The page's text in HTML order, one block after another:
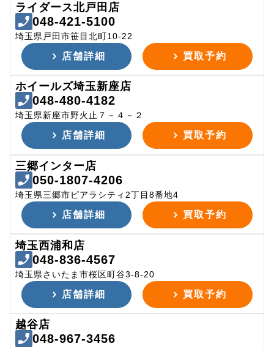
ライダース北戸田店
048-421-5100
埼玉県戸田市笹目北町10-22
店舗詳細 買取予約
ホイールズ埼玉新座店
048-480-4182
埼玉県新座市野火止７－４－２
店舗詳細 買取予約
三郷インター店
050-1807-4206
埼玉県三郷市ピアラシティ2丁目8番地4
店舗詳細 買取予約
埼玉西浦和店
048-836-4567
埼玉県さいたま市桜区町谷3-8-20
店舗詳細 買取予約
越谷店
048-967-3456